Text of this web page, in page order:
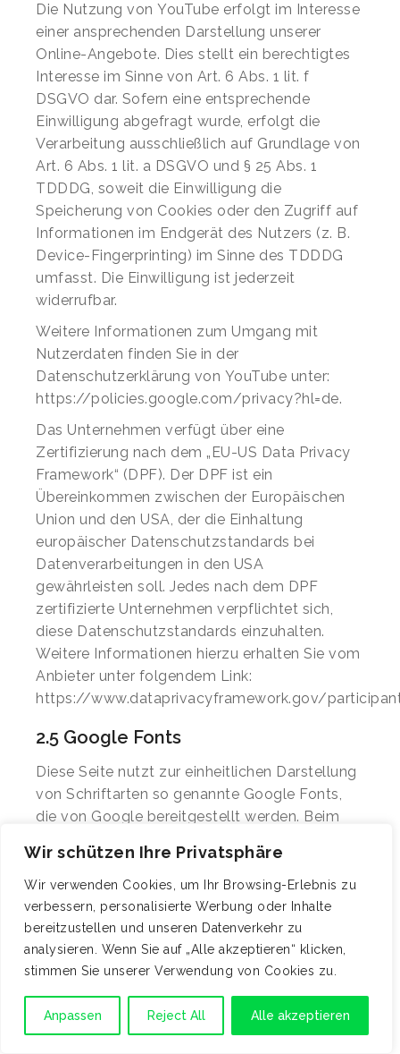
Wir schützen Ihre Privatsphäre
Wir verwenden Cookies, um Ihr Browsing-Erlebnis zu
verbessern, personalisierte Werbung oder Inhalte
bereitzustellen und unseren Datenverkehr zu
analysieren. Wenn Sie auf „Alle akzeptieren“ klicken,
stimmen Sie unserer Verwendung von Cookies zu.
Anpassen Reject All Alle akzeptieren
Die Nutzung von YouTube erfolgt im Interesse
einer ansprechenden Darstellung unserer
Online-Angebote. Dies stellt ein berechtigtes
Interesse im Sinne von Art. 6 Abs. 1 lit. f
DSGVO dar. Sofern eine entsprechende
Einwilligung abgefragt wurde, erfolgt die
Verarbeitung ausschließlich auf Grundlage von
Art. 6 Abs. 1 lit. a DSGVO und § 25 Abs. 1
TDDDG, soweit die Einwilligung die
Speicherung von Cookies oder den Zugriff auf
Informationen im Endgerät des Nutzers (z. B.
Device-Fingerprinting) im Sinne des TDDDG
umfasst. Die Einwilligung ist jederzeit
widerrufbar.
Weitere Informationen zum Umgang mit
Nutzerdaten finden Sie in der
Datenschutzerklärung von YouTube unter:
https://policies.google.com/privacy?hl=de.
Das Unternehmen verfügt über eine
Zertifizierung nach dem „EU-US Data Privacy
Framework“ (DPF). Der DPF ist ein
Übereinkommen zwischen der Europäischen
Union und den USA, der die Einhaltung
europäischer Datenschutzstandards bei
Datenverarbeitungen in den USA
gewährleisten soll. Jedes nach dem DPF
zertifizierte Unternehmen verpflichtet sich,
diese Datenschutzstandards einzuhalten.
Weitere Informationen hierzu erhalten Sie vom
Anbieter unter folgendem Link:
https://www.dataprivacyframework.gov/
2.5 Google Fonts
Diese Seite nutzt zur einheitlichen Darstellung
von Schriftarten so genannte Google Fonts,
die von Google bereitgestellt werden. Beim
benötigten Fonts in ihren Browsercache, um
Texte und Schriftarten korrekt anzuzeigen.
Zu diesem Zweck muss der von Ihnen
verwendete Browser Verbindung zu den
Servern von Google aufnehmen. Hierdurch
erlangt Google Kenntnis darüber, dass über
wurde. Die Nutzung von Google Fonts erfolgt